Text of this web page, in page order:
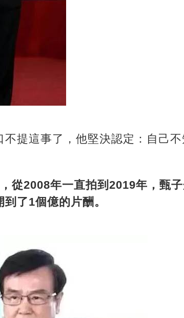
提這事了，他堅決認定：自己
從2008年一直拍到2019年，甄
了1個億的片酬。